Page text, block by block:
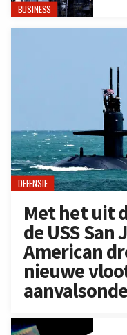
BUSINESS
DEFENSIE
Met het uit
de USS
American
nieuwe